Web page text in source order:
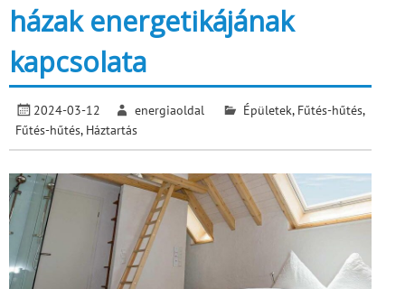
házak energetikájának
kapcsolata
2024-03-12 energiaoldal Épületek, Fűtés-hűtés,
Fűtés-hűtés, Háztartás